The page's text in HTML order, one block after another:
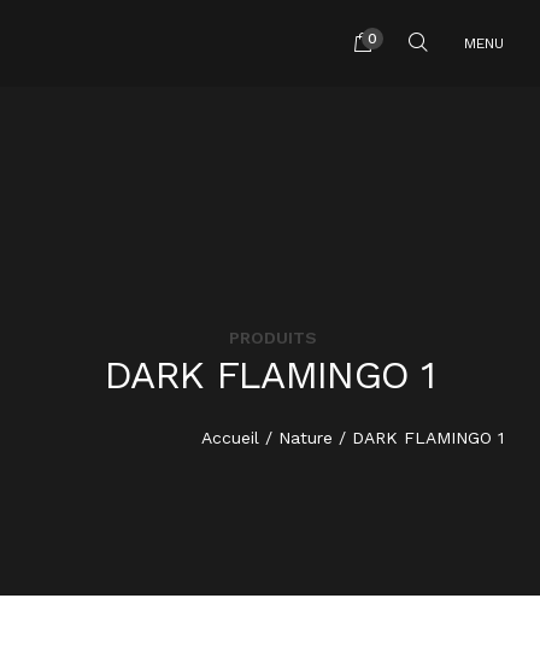
A PROPOS
0 MENU
PRODUITS
DARK FLAMINGO 1
Accueil / Nature / DARK FLAMINGO 1